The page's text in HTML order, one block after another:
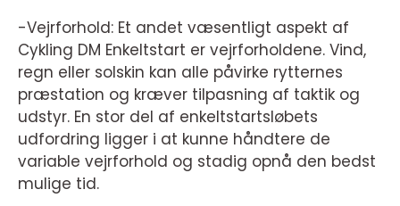
-Vejrforhold: Et andet væsentligt aspekt af
Cykling DM Enkeltstart er vejrforholdene. Vind,
regn eller solskin kan alle påvirke rytternes
præstation og kræver tilpasning af taktik og
udstyr. En stor del af enkeltstartsløbets
udfordring ligger i at kunne håndtere de
variable vejrforhold og stadig opnå den bedst
mulige tid.